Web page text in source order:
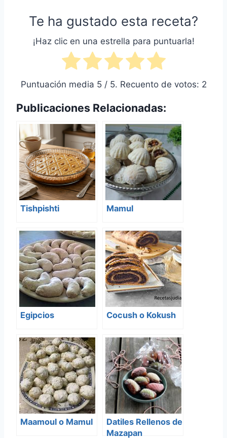
Te ha gustado esta receta?
¡Haz clic en una estrella para puntuarla!
Puntuación media 5/ 5. Recuento de votos: 2
Publicaciones Relacionadas:
Tishpishti Mamul
Egipcios Cocush o Kokush
Maamoul o Mamul
Datiles Rellenos de
Mazapan